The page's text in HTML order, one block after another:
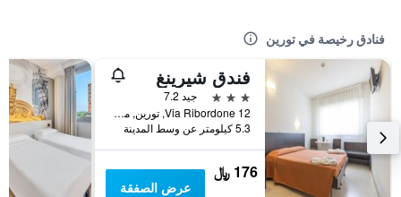
فنادق رخيصة في تورين
فندق شيرينغ
3 نجوم
جيد 7.2
Via Ribordone 12, تورين, مقاطعة تورينو, إيطاليا
5.3 كيلومتر عن وسط المدينة
176 ﷼
عرض الصفقة